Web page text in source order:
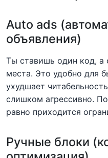
Auto ads
объявления)
Ты ставишь один код, а
места. Это удобно для
ухудшает
слишком агрессивно.
равно приходится
Ручные блоки